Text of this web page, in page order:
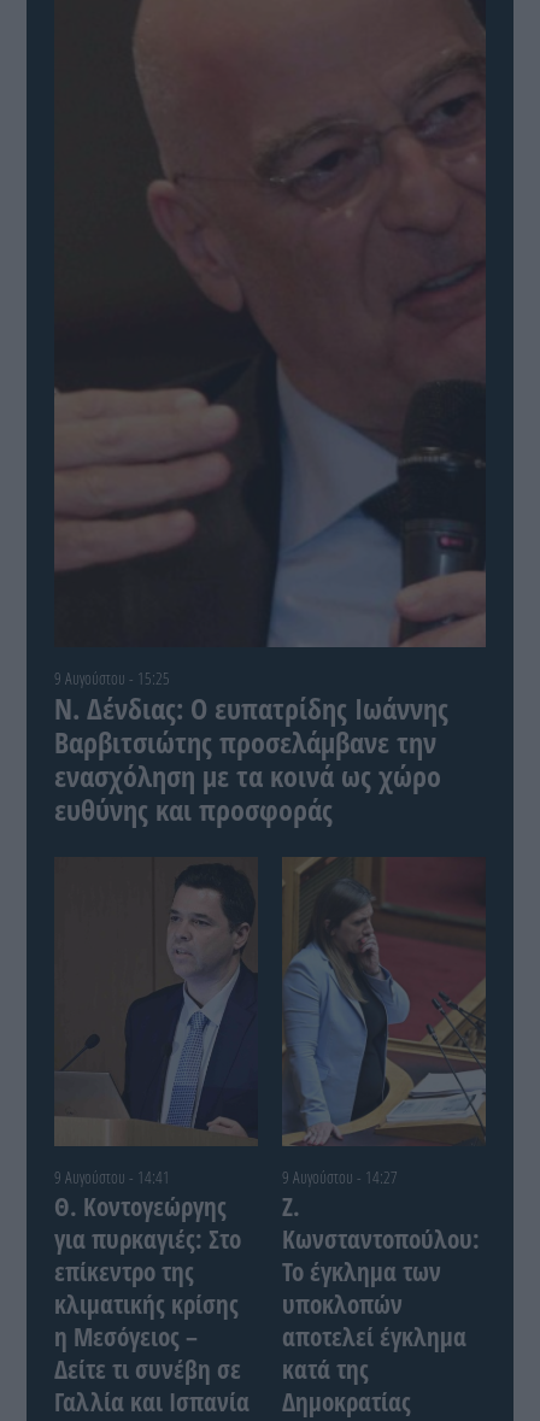
9 Αυγούστου - 15:25
Ν. Δένδιας: Ο ευπατρίδης Ιωάννης
Βαρβιτσιώτης προσελάμβανε την
ενασχόληση με τα κοινά ως χώρο
ευθύνης και προσφοράς
9 Αυγούστου - 14:41
Θ. Κοντογεώργης
για πυρκαγιές: Στο
επίκεντρο της
κλιματικής κρίσης
η Μεσόγειος –
Δείτε τι συνέβη σε
Γαλλία και Ισπανία
9 Αυγούστου - 14:27
Ζ.
Κωνσταντοπούλου:
Το έγκλημα των
υποκλοπών
αποτελεί έγκλημα
κατά της
Δημοκρατίας